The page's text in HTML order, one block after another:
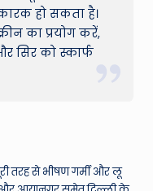
हो सकता है।
का प्रयोग करें,
सिर को स्कार्फ
तरह से भीषण गर्मी और लू